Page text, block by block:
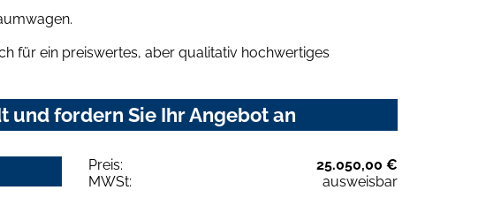
für ein preiswertes, aber qualitativ hochwertiges
und fordern Sie Ihr Angebot an
Preis:
25.050,00 €
MWSt:
ausweisbar